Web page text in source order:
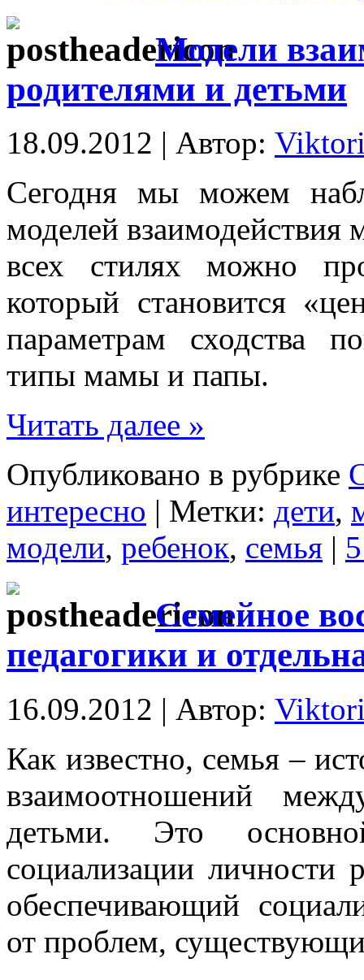
Модели
родителями и детьми
18.09.2012 | Автор:
Сегодня мы можем
моделей
всех стилях можно
который становится
параметрам сходства
типы мамы и папы.
Читать далее »
Опубликовано в рубрике
интересно | Метки: дети,
модели, ребенок, семья |
Семейное
педагогики и
16.09.2012 | Автор:
Как известно, семья –
взаимоотношений
детьми. Это
социализации личности
обеспечивающий
от проблем,